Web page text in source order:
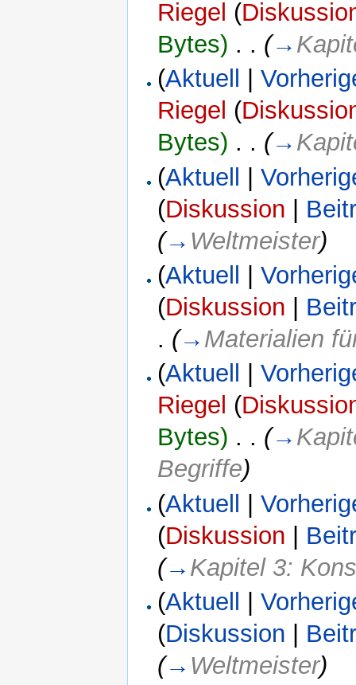
Riegel (
Bytes) . . (→
(Aktuell |
Riegel (
Bytes) . . (→
(Aktuell |
(Diskussion |
(→ Weltmeister)
(Aktuell |
(Diskussion
. (→ Materialien
(Aktuell |
Riegel (
Bytes) . . (→
Begriffe)
(Aktuell |
(Diskussion |
(→ Kapitel 3:
(Aktuell |
(Diskussion
(→ Weltmeister)